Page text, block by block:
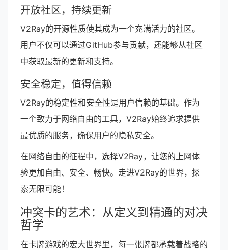
开放社区，持续更新
V2Ray的开源性质使其成为一个充满活力的社区。
用户不仅可以通过GitHub参与贡献，还能够从社区
中获取最新的更新和支持。
安全稳定，值得信赖
V2Ray的稳定性和安全性是用户信赖的基础。作为
一个致力于网络自由的工具，V2Ray始终追求提供
最优质的服务，确保用户的隐私安全。
在网络自由的征程中，选择V2Ray，让您的上网体
验更加自由、安全、畅快。走进V2Ray的世界，探
索无限可能！
冲突卡的艺术：从定义到精通的对决
哲学
在卡牌游戏的宏大世界里，每一张牌都承载着战略的